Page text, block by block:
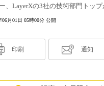
、LayerXの3社の技術部門トッ
06月01日 05時00分 公開
印刷 通知